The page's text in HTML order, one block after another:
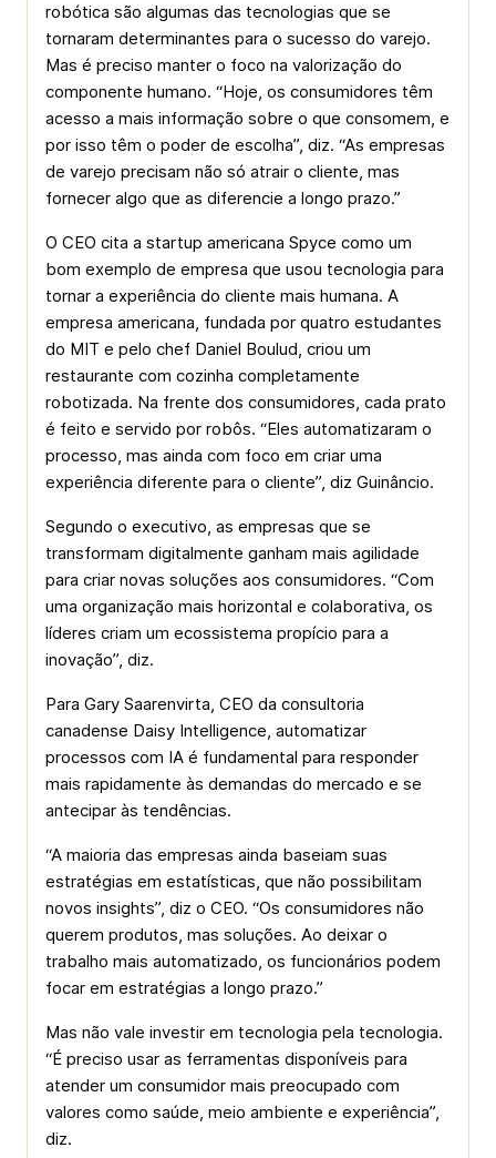
robótica são algumas das tecnologias que se
tornaram determinantes para o sucesso do varejo.
Mas é preciso manter o foco na valorização do
componente humano. “Hoje, os consumidores têm
acesso a mais informação sobre o que consomem, e
por isso têm o poder de escolha”, diz. “As empresas
de varejo precisam não só atrair o cliente, mas
fornecer algo que as diferencie a longo prazo.”
O CEO cita a startup americana Spyce como um
bom exemplo de empresa que usou tecnologia para
tornar a experiência do cliente mais humana. A
empresa americana, fundada por quatro estudantes
do MIT e pelo chef Daniel Boulud, criou um
restaurante com cozinha completamente
robotizada. Na frente dos consumidores, cada prato
é feito e servido por robôs. “Eles automatizaram o
processo, mas ainda com foco em criar uma
experiência diferente para o cliente”, diz Guinâncio.
Segundo o executivo, as empresas que se
transformam digitalmente ganham mais agilidade
para criar novas soluções aos consumidores. “Com
uma organização mais horizontal e colaborativa, os
líderes criam um ecossistema propício para a
inovação”, diz.
Para Gary Saarenvirta, CEO da consultoria
canadense Daisy Intelligence, automatizar
processos com IA é fundamental para responder
mais rapidamente às demandas do mercado e se
antecipar às tendências.
“A maioria das empresas ainda baseiam suas
estratégias em estatísticas, que não possibilitam
novos insights”, diz o CEO. “Os consumidores não
querem produtos, mas soluções. Ao deixar o
trabalho mais automatizado, os funcionários podem
focar em estratégias a longo prazo.”
Mas não vale investir em tecnologia pela tecnologia.
“É preciso usar as ferramentas disponíveis para
atender um consumidor mais preocupado com
valores como saúde, meio ambiente e experiência”,
diz.